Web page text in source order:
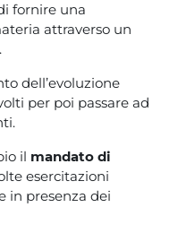
fornire una
attraverso un
dell’evoluzione
per poi passare ad
il mandato di
esercitazioni
in presenza dei